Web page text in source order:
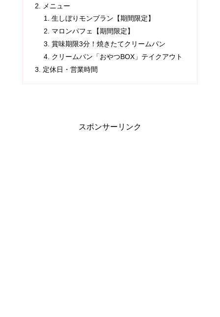
メニュー
生しぼりモンブラン【期間限定】
マロンパフェ【期間限定】
賞味期限3分！焼きたてクリームパン
クリームパン「おやつBOX」テイクアウト
定休日・営業時間
スポンサーリンク